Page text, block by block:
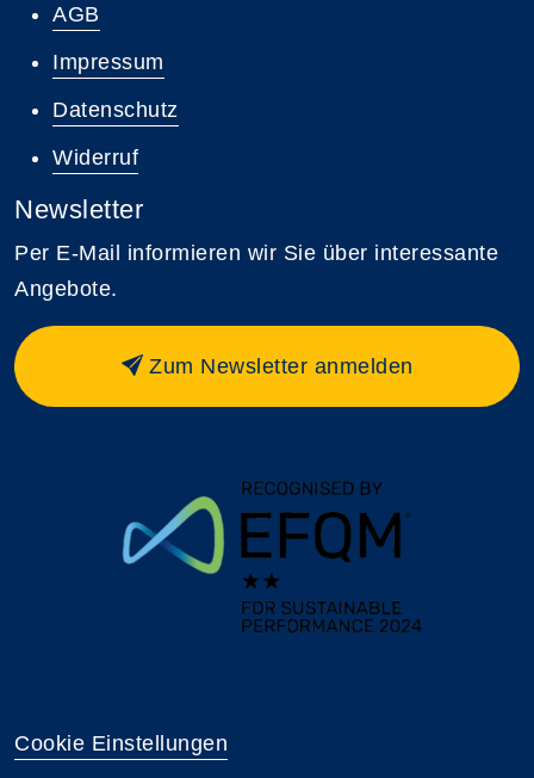
AGB
Impressum
Datenschutz
Widerruf
Newsletter
Per E-Mail informieren wir Sie über interessante
Angebote.
Zum Newsletter anmelden
Cookie Einstellungen